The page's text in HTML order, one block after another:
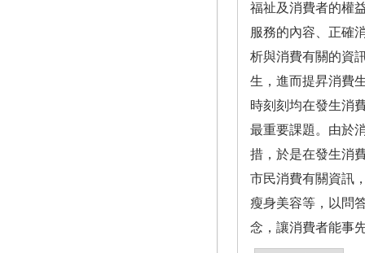
福祉及消費者的權
服務的內容、正確
析與消費有關的資
生，進而提昇消費
時刻刻均在發生消
最重要課題。由於
措，於是在發生消
市民消費有關資訊
瘦身美容等，以問
念，讓消費者能事